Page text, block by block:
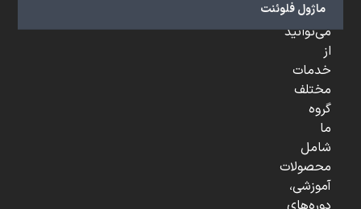
ماژول فلوئنت
شما
می‌توانید
از
خدمات
مختلف
گروه
ما
شامل
محصولات
آموزشی،